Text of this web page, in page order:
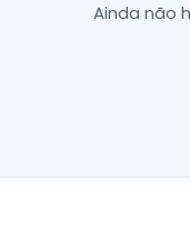
Ainda não